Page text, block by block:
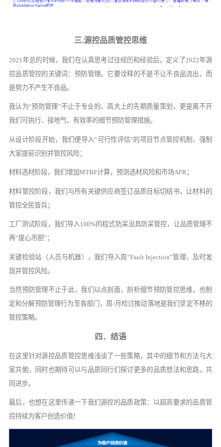
三.源控品质管控思维
2021年总的时候，我们在认真思考过往经历和经验后，定义了2022年源
控品质管控的关键词：预防管理。它要诠释的不是不让不良品流出，而
是努力不产生不良品。
我认为“预防管理”不止于专业的、高大上的先期质量策划，更是离不开
我们可执行、接地气、有效率的细节预防管理措施。
从设计阶段开始，我们便导入“可行性评估”的项目节点管控机制，强制
大家提前识别并管控风险；
材料选材阶段，我们增加MTBF计算，预测选材风险和市场AFR；
材料管控阶段，我们与所有关键供应商签订品质目标切结书，让材料的
管控全民皆兵；
工厂测试阶段，我们导入100%的程式防呆治具防呆管控，让品质管理不
再“提心吊胆”；
关键检验站（人员与机器），我们导入周 “Fault Injection”管理，及时发
现并管控风险。
当然预防管理不止于此，我们以点剖面，剖析细节预防管控思维，也制
定和分解预防管理行为至各部门，周 /月检讨推动落地是我们坚定不移的
管控策略。
四．结语
在这里针对源控品质管控思维浅谈了一些策略，其中的细节和方法与大
家共勉，同时也期待可以与品质同行们探讨更多的品质想法和思路，共
同进步。
最后，也想在这里传递一下我们源控的品质政策：以超高要求的品质管
控持续为客户创造价值！